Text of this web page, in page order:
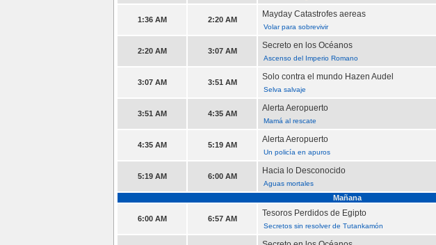
1:36 AM 2:20 AM
Mayday Catastrofes aereas
Volar para sobrevivir
2:20 AM 3:07 AM
Secreto en los Océanos
Ascenso del Imperio Romano
3:07 AM 3:51 AM
Solo contra el mundo Hazen Audel
Selva salvaje
3:51 AM 4:35 AM
Alerta Aeropuerto
Mamá al rescate
4:35 AM 5:19 AM
Alerta Aeropuerto
Un policía en apuros
5:19 AM 6:00 AM
Hacia lo Desconocido
Aguas mortales
Mañana
6:00 AM 6:57 AM
Tesoros Perdidos de Egipto
Secretos sin resolver de Tutankamón